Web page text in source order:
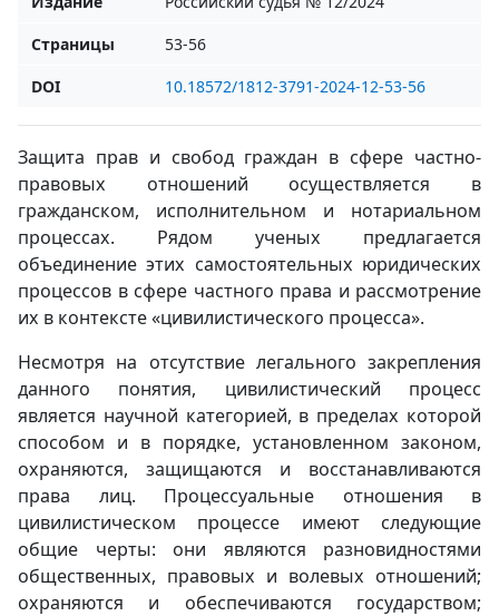
Страницы
53-56
DOI
10.18572/1812-3791-2024-12-53-56
Защита прав и свобод граждан в сфере частно-
правовых отношений осуществляется в
гражданском, исполнительном и нотариальном
процессах. Рядом ученых предлагается
объединение этих самостоятельных юридических
процессов в сфере частного права и рассмотрение
их в контексте «цивилистического процесса».
Несмотря на отсутствие легального закрепления
данного понятия, цивилистический процесс
является научной категорией, в пределах которой
способом и в порядке, установленном законом,
охраняются, защищаются и восстанавливаются
права лиц. Процессуальные отношения в
цивилистическом процессе имеют следующие
общие черты: они являются разновидностями
общественных, правовых и волевых отношений;
охраняются и обеспечиваются государством;